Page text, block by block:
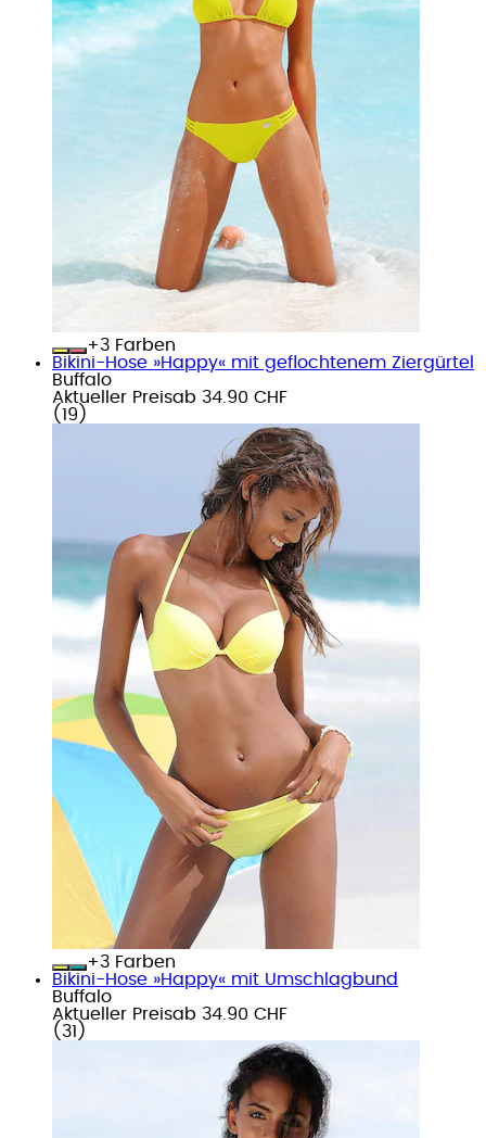
+
Farben
Bikini-Hose »Happy« mit geflochtenem Ziergürtel
Buffalo
Aktueller Preisab 34.90 CHF
( 19 )
+
Farben
Bikini-Hose »Happy« mit Umschlagbund
Buffalo
Aktueller Preisab 34.90 CHF
( 31 )